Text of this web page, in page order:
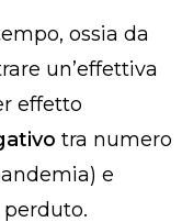
ossia da
un’effettiva
effetto
tra numero
e